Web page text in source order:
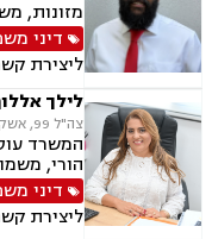
מזונות,
מעמד
וצוואות,
ומקרקעין,
דיני
ליצירת
לילך
צה"ל 99, אשקלון
המשרד
הורי,
כוח
והסדרי
דיני
ליצירת